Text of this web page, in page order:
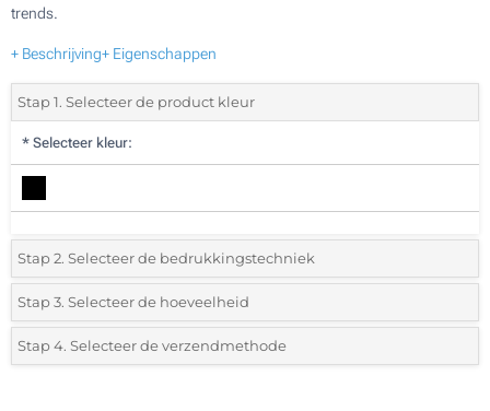
trends.
+ Beschrijving+ Eigenschappen
Stap 1. Selecteer de product kleur
* Selecteer kleur:
Stap 2. Selecteer de bedrukkingstechniek
*Selecteer de bedrukking en kleuren van het logo:
1 Kleur (Aan een kant)
Stap 3. Selecteer de hoeveelheid
*Selecteer uit de lijst of voeg het gewenste aantal in
Stap 4. Selecteer de verzendmethode